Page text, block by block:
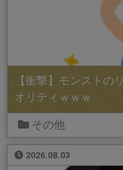
【衝撃】モンストの
オリティｗｗｗ
その他
2026.08.03